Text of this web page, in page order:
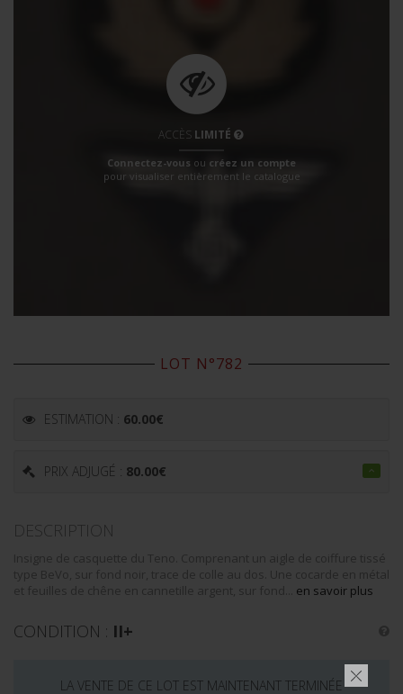
ACCÈS LIMITÉ
Connectez-vous ou créez un compte
pour visualiser entièrement le catalogue
LOT N°782
ESTIMATION : 60.00€
PRIX ADJUGÉ : 80.00€
DESCRIPTION
Insigne de casquette du Teno. Comprenant un aigle de coiffure tissé
type BeVo, sur fond noir, trace de colle au dos. Une cocarde en métal
et feuilles de chêne en cannetille argent, sur fond... en savoir plus
CONDITION : II+
LA VENTE DE CE LOT EST MAINTENANT TERMINÉE